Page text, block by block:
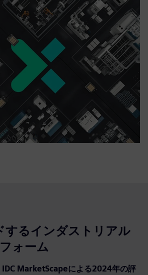
するインダストリアル
ォーム
IDC MarketScapeによる2024年の評